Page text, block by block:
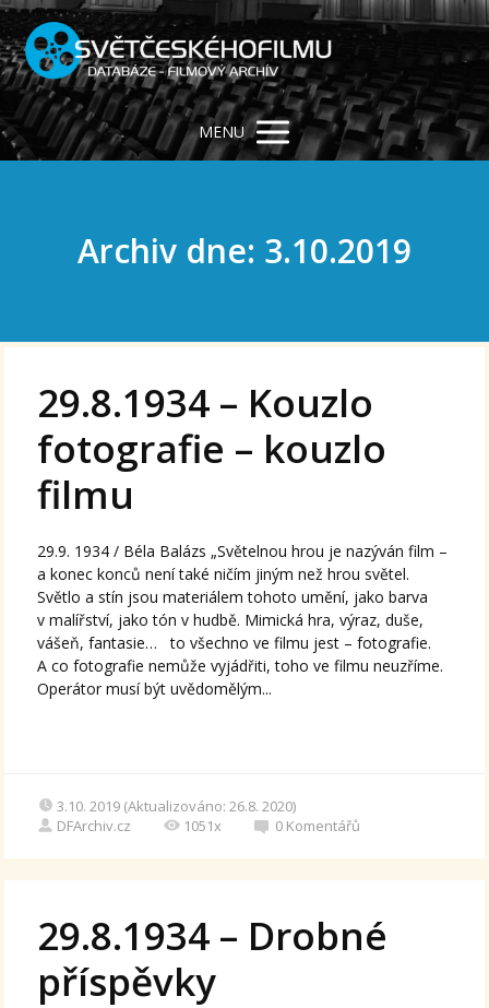
MENU
Archiv dne: 3.10.2019
29.8.1934 – Kouzlo
fotografie – kouzlo
filmu
29.9. 1934 / Béla Balázs „Světelnou hrou je nazýván film –
a konec konců není také ničím jiným než hrou světel.
Světlo a stín jsou materiálem tohoto umění, jako barva
v malířství, jako tón v hudbě. Mimická hra, výraz, duše,
vášeň, fantasie… to všechno ve filmu jest – fotografie.
A co fotografie nemůže vyjádřiti, toho ve filmu neuzříme.
Operátor musí být uvědomělým...
3.10. 2019 (Aktualizováno: 26.8. 2020)
DFArchiv.cz
1051x 0 Komentářů
29.8.1934 – Drobné
příspěvky